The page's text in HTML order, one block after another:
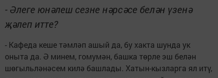
- Әлеге юнәлеш сезне нәрсәсе белән үзенә
җәлеп итте?
- Кафеда кеше тәмләп ашый да, бу хакта шунда ук
оныта да. Ә минем, гомумән, башка төрле эш белән
шөгыльләнәсем килә башлады. Хатын-кызларга ял итү,